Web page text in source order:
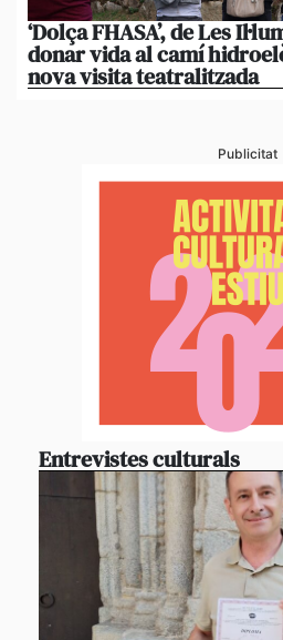
‘Dolça FHASA’, de Les
donar vida al camí
nova visita teatralitzada
Publicitat
Entrevistes culturals